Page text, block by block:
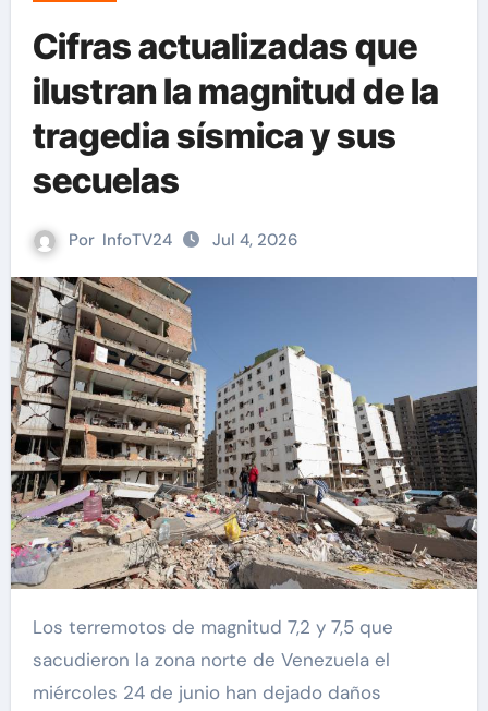
Cifras actualizadas que
ilustran la magnitud de la
tragedia sísmica y sus
secuelas
Por InfoTV24 Jul 4, 2026
Los terremotos de magnitud 7,2 y 7,5 que
sacudieron la zona norte de Venezuela el
miércoles 24 de junio han dejado daños